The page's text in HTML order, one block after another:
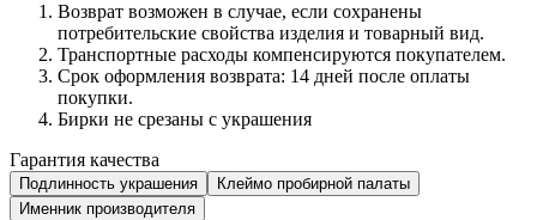
Возврат возможен в случае, если сохранены
потребительские свойства изделия и товарный вид.
Транспортные расходы компенсируются покупателем.
Срок оформления возврата: 14 дней после оплаты
покупки.
Бирки не срезаны с украшения
Гарантия качества
Подлинность украшения
Клеймо пробирной палаты
Именник производителя